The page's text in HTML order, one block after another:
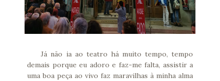
Já não ia ao teatro há muito tempo, tempo
demais porque eu adoro e faz-me falta, assistir a
uma boa peça ao vivo faz maravilhas à minha alma